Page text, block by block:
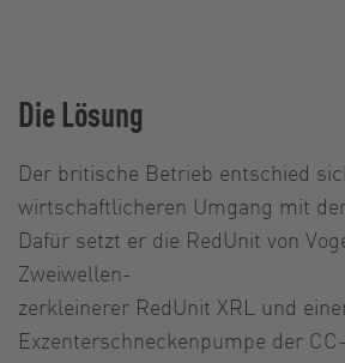
Die Lösung
Der britische Betrieb entschied
wirtschaftlicheren Umgang mit
Dafür setzt er die RedUnit von
Zweiwellen-
zerkleinerer RedUnit XRL und
Exzenterschneckenpumpe der